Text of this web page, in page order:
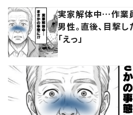
実家解体中…作業
男性。直後、目撃
「えっ」